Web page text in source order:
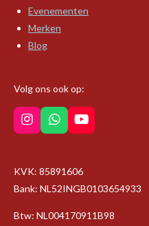
Evenementen
Merken
Blog
Volg ons ook op:
I
n
a
g
a
W
h
s
A
p
Y
o
u
b
KVK: 85891606
Bank: NL52INGB0103654933
Btw: NL004170911B98